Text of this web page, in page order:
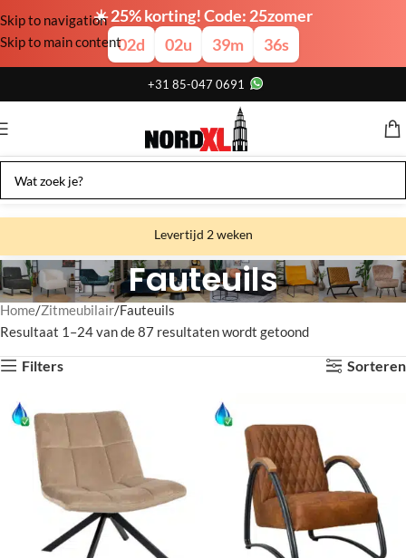
☀️ 25% korting! Code: 25zomer
02d 02u 39m 35s
Skip to navigation
Skip to main content
+31 85-047 0691
Levertijd 2 weken
Gratis verzending
Gratis afhalen
Showroom bij fabriek
Fauteuils
Home Zitmeubilair Fauteuils
Resultaat 1–24 van de 87 resultaten wordt getoond
Filters Sorteren